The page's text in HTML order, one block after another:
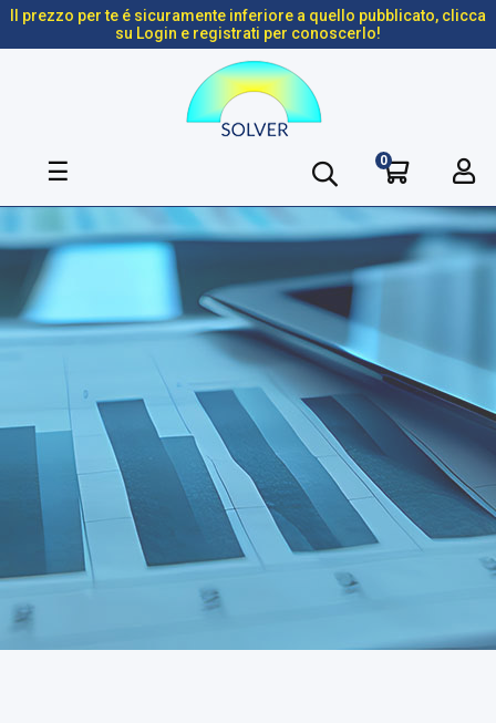
Il prezzo per te é sicuramente inferiore a quello pubblicato, clicca
su Login e registrati per conoscerlo!
navigazione
☰ 0